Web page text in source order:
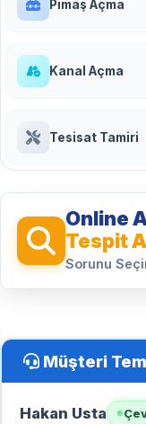
Pimaş Açma
Kanal Açma
Tesisat Tamiri
Online
Tespit
Sorunu
Müşteri
Hakan Usta